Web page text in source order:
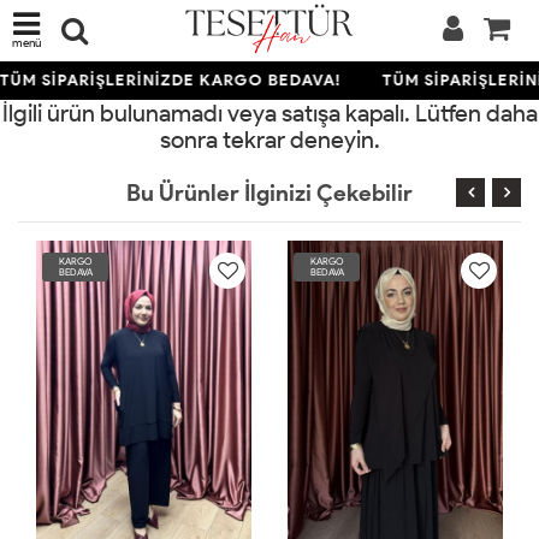
menü
SİPARİŞLERİNİZDE KARGO BEDAVA! TÜM
İlgili ürün bulunamadı veya satışa kapalı. Lütfen daha
sonra tekrar deneyin.
Bu Ürünler İlginizi Çekebilir